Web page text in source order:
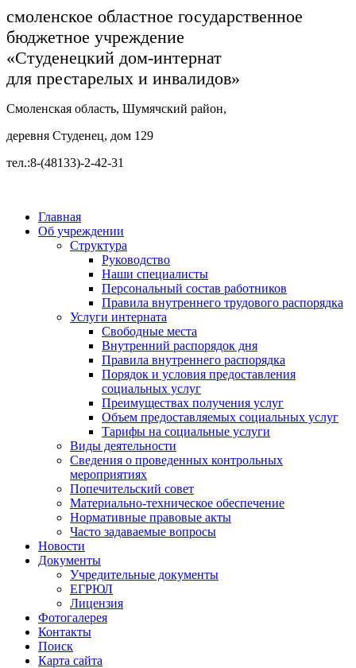
смоленское областное государственное
бюджетное учреждение
«Студенецкий дом-интернат
для престарелых и инвалидов»
Смоленская область, Шумячский район,
деревня Студенец, дом 129
тел.:8-(48133)-2-42-31
Главная
Об учреждении
Структура
Руководство
Наши специалисты
Персональный состав работников
Правила внутреннего трудового распорядка
Услуги интерната
Свободные места
Внутренний распорядок дня
Правила внутреннего распорядка
Порядок и условия предоставления
социальных услуг
Преимуществах получения услуг
Объем предоставляемых социальных услуг
Тарифы на социальные услуги
Виды деятельности
Сведения о проведенных контрольных
мероприятиях
Попечительский совет
Материально-техническое обеспечение
Нормативные правовые акты
Часто задаваемые вопросы
Новости
Документы
Учредительные документы
ЕГРЮЛ
Лицензия
Фотогалерея
Контакты
Поиск
Карта сайта